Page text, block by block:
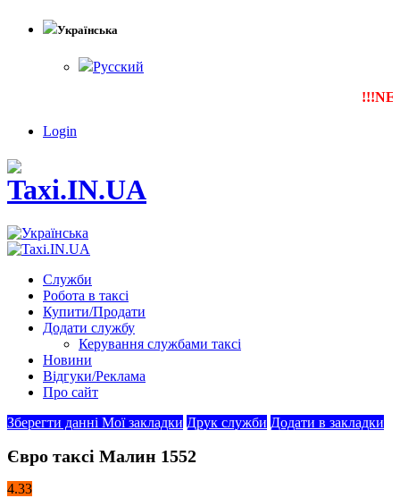
Українська
Русский
!!!NEW
Login
Служби
Робота в таксі
Купити/Продати
Додати службу
Керування службами таксі
Новини
Відгуки/Реклама
Про сайт
Зберегти данні Мої закладки Друк служби Додати в закладки
Євро таксі Малин 1552
4.33